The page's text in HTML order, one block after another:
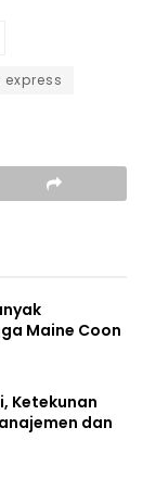
express
Maine Coon
Ketekunan
dan